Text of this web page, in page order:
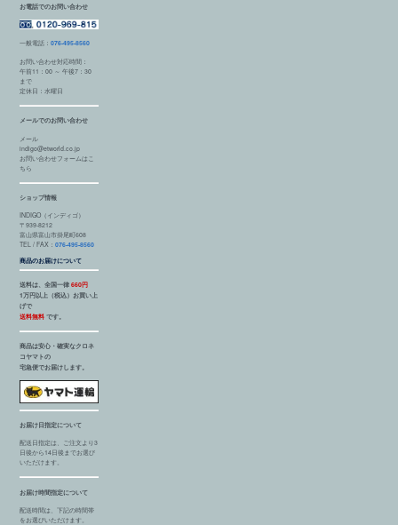
お電話でのお問い合わせ
一般電話：076-495-8560
お問い合わせ対応時間：
午前11：00 ～ 午後7：30
まで
定休日：水曜日
メールでのお問い合わせ
メール
indigo@etworld.co.jp
お問い合わせフォームはこ
ちら
ショップ情報
INDIGO（インディゴ）
〒939-8212
富山県富山市掛尾町608
TEL / FAX：076-495-8560
商品のお届けについて
送料は、全国一律660円
1万円以上（税込）お買い上
げで
送料無料 です。
商品は安心・確実なクロネ
コヤマトの
宅急便でお届けします。
お届け日指定について
配送日指定は、ご注文より3
日後から14日後までお選び
いただけます。
お届け時間指定について
配送時間は、下記の時間帯
をお選びいただけます。